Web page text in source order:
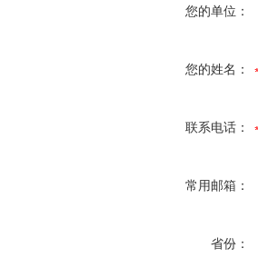
您的单位：
您的姓名：
联系电话：
常用邮箱：
省份：